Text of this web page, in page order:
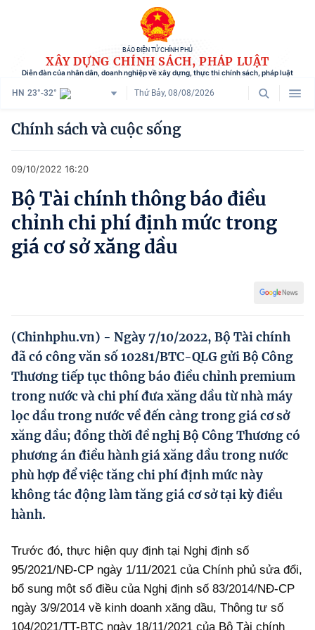
BÁO ĐIỆN TỬ CHÍNH PHỦ
XÂY DỰNG CHÍNH SÁCH, PHÁP LUẬT
Diễn đàn của nhân dân, doanh nghiệp về xây dựng, thực thi chính sách, pháp luật
HN 23°-32° Thứ Bảy, 08/08/2026
Danh mục
Tham vấn chính sách
Người dân góp ý
Phát triển kinh tế tư nhân và doanh nghiệp dân tộc
Ocop và chuỗi giá trị Nông sản
Kinh tế tư nhân
Doanh nghiệp dân tộc
Khác
Video
Chính sách và cuộc sống
09/10/2022 16:20
Bộ Tài chính thông báo điều
chỉnh chi phí định mức trong
giá cơ sở xăng dầu
(Chinhphu.vn) - Ngày 7/10/2022, Bộ Tài chính
đã có công văn số 10281/BTC-QLG gửi Bộ Công
Thương tiếp tục thông báo điều chỉnh premium
trong nước và chi phí đưa xăng dầu từ nhà máy
lọc dầu trong nước về đến cảng trong giá cơ sở
xăng dầu; đồng thời đề nghị Bộ Công Thương có
phương án điều hành giá xăng dầu trong nước
phù hợp để việc tăng chi phí định mức này
không tác động làm tăng giá cơ sở tại kỳ điều
hành.
Trước đó, thực hiện quy định tại Nghị định số
95/2021/NĐ-CP ngày 1/11/2021 của Chính phủ sửa đổi,
bổ sung một số điều của Nghị định số 83/2014/NĐ-CP
ngày 3/9/2014 về kinh doanh xăng dầu, Thông tư số
104/2021/TT-BTC ngày 18/11/2021 của Bộ Tài chính